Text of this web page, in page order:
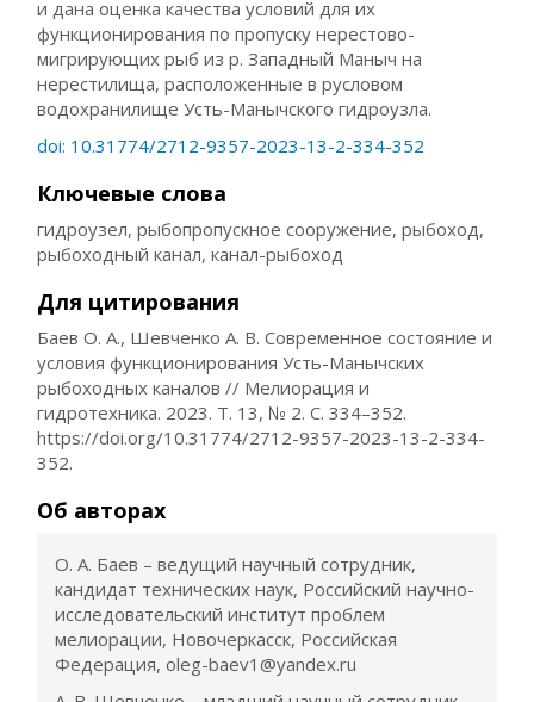
и дана оценка качества условий для их
функционирования по пропуску нерестово-
мигрирующих рыб из р. Западный Маныч на
нерестилища, расположенные в русловом
водохранилище Усть-Манычского гидроузла.
doi: 10.31774/2712-9357-2023-13-2-334-352
Ключевые слова
гидроузел, рыбопропускное сооружение, рыбоход,
рыбоходный канал, канал-рыбоход
Для цитирования
Баев О. А., Шевченко А. В. Современное состояние и
условия функционирования Усть-Манычских
рыбоходных каналов // Мелиорация и
гидротехника. 2023. Т. 13, № 2. С. 334–352.
https://doi.org/10.31774/2712-9357-2023-13-2-334-
352.
Об авторах
О. А. Баев – ведущий научный сотрудник,
кандидат технических наук, Российский научно-
исследовательский институт проблем
мелиорации, Новочеркасск, Российская
Федерация, oleg-baev1@yandex.ru